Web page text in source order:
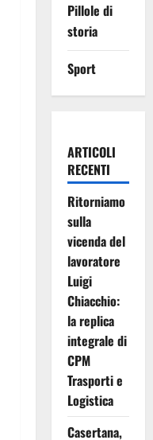
Pillole di
storia
Sport
ARTICOLI
RECENTI
Ritorniamo
sulla
vicenda del
lavoratore
Luigi
Chiacchio:
la replica
integrale di
CPM
Trasporti e
Logistica
Casertana,